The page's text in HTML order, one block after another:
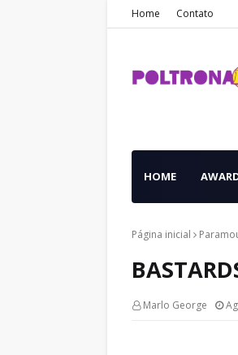
Home Contato
HOME
Página inicial
Marlo George